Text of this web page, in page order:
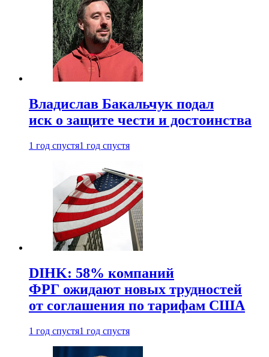
Владислав Бакальчук подал
иск о защите чести и достоинства
1 год спустя1 год спустя
DIHK: 58% компаний
ФРГ ожидают новых трудностей
от соглашения по тарифам США
1 год спустя1 год спустя